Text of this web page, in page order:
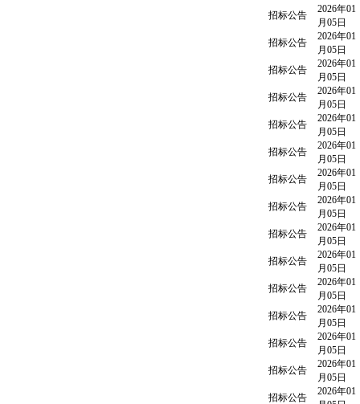
招标公告
2026年01
月05日
招标公告
2026年01
月05日
招标公告
2026年01
月05日
招标公告
2026年01
月05日
招标公告
2026年01
月05日
招标公告
2026年01
月05日
招标公告
2026年01
月05日
招标公告
2026年01
月05日
招标公告
2026年01
月05日
招标公告
2026年01
月05日
招标公告
2026年01
月05日
招标公告
2026年01
月05日
招标公告
2026年01
月05日
招标公告
2026年01
月05日
招标公告
2026年01